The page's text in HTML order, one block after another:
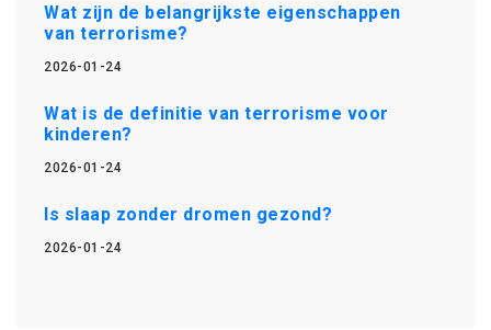
Wat zijn de belangrijkste eigenschappen
van terrorisme?
2026-01-24
Wat is de definitie van terrorisme voor
kinderen?
2026-01-24
Is slaap zonder dromen gezond?
2026-01-24